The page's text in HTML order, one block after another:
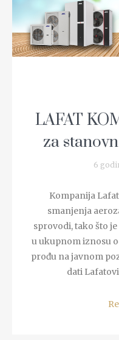
LAFAT
za
6
Kompanija
smanjenja
sprovodi, tako što
u ukupnom iznosu
prođu na javnom
dati